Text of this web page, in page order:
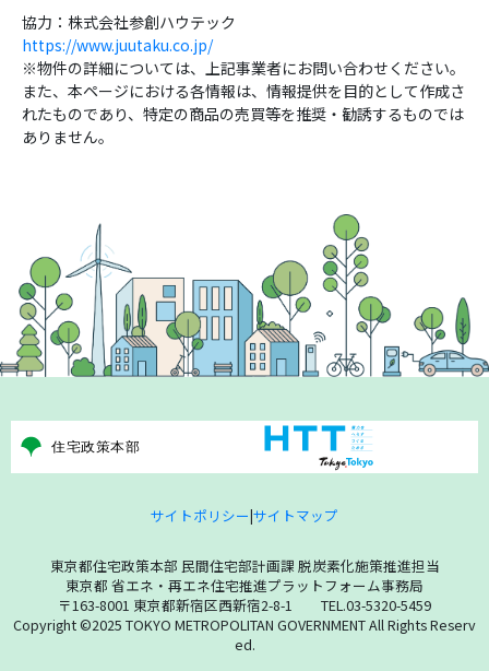
協力：株式会社参創ハウテック
https://www.juutaku.co.jp/
※物件の詳細については、上記事業者にお問い合わせください。
また、本ページにおける各情報は、情報提供を目的として作成さ
れたものであり、特定の商品の売買等を推奨・勧誘するものでは
ありません。
サイトポリシー|サイトマップ
東京都住宅政策本部 民間住宅部計画課 脱炭素化施策推進担当
東京都 省エネ・再エネ住宅推進プラットフォーム事務局
〒163-8001 東京都新宿区西新宿2-8-1 TEL.03-5320-5459
Copyright ©2025 TOKYO METROPOLITAN GOVERNMENT All Rights Reserv
ed.